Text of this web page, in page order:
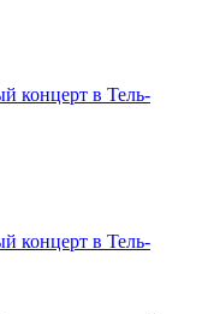
в Тель-
в Тель-